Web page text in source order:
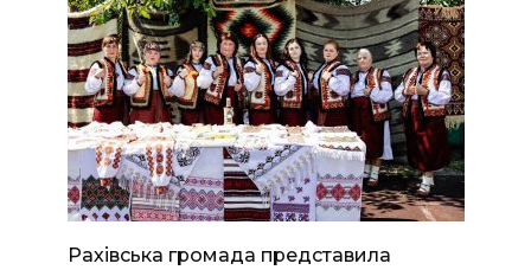
Рахівська громада представила